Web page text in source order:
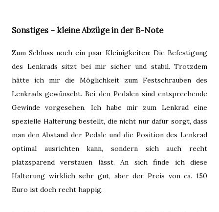
Sonstiges – kleine Abzüge in der B-Note
Zum Schluss noch ein paar Kleinigkeiten: Die Befestigung
des Lenkrads sitzt bei mir sicher und stabil. Trotzdem
hätte ich mir die Möglichkeit zum Festschrauben des
Lenkrads gewünscht. Bei den Pedalen sind entsprechende
Gewinde vorgesehen. Ich habe mir zum Lenkrad eine
spezielle Halterung bestellt, die nicht nur dafür sorgt, dass
man den Abstand der Pedale und die Position des Lenkrad
optimal ausrichten kann, sondern sich auch recht
platzsparend verstauen lässt. An sich finde ich diese
Halterung wirklich sehr gut, aber der Preis von ca. 150
Euro ist doch recht happig.